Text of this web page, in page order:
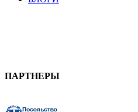
ПАРТНЕРЫ